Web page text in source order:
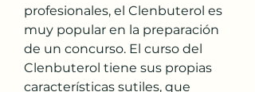
profesionales, el Clenbuterol es
muy popular en la preparación
de un concurso. El curso del
Clenbuterol tiene sus propias
características sutiles, que